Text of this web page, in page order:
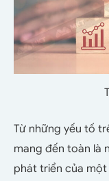
Từ những yếu tố
mang đến toàn là
phát triển của